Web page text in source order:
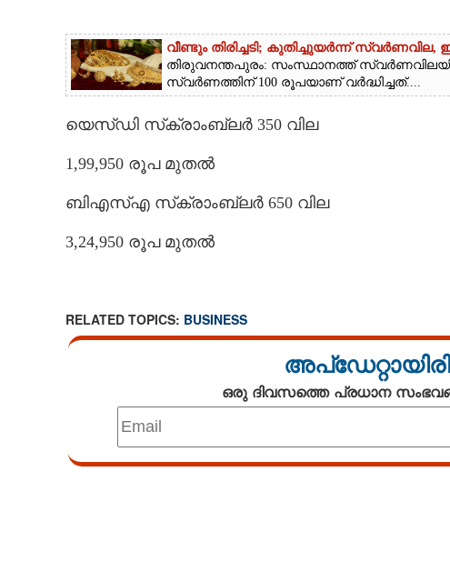
വീണ്ടും തിരിച്ചടി; കുതിച്ചുയർന്ന് സ്വർണവില,
തിരുവനന്തപുരം: സംസ്ഥാനത്ത് സ്വർണവിലയിൽ
സ്വർണത്തിന് 100 രൂപയാണ് വർദ്ധിച്ചത്....
യെസ്ഡി സ്‌ക്രാംബ്ലർ 350 വില
1,99,950 രൂപ മുതൽ
ബിഎസ്എ സ്‌ക്രാംബ്ലർ 650 വില
3,24,950 രൂപ മുതൽ
RELATED TOPICS: BUSINESS
ഒരു ദിവസത്തെ പ്രധാന